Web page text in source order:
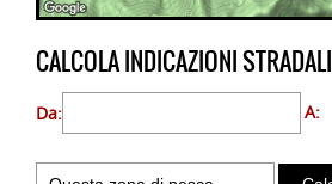
CALCOLA INDICAZIONI STRADALI
Da: A: